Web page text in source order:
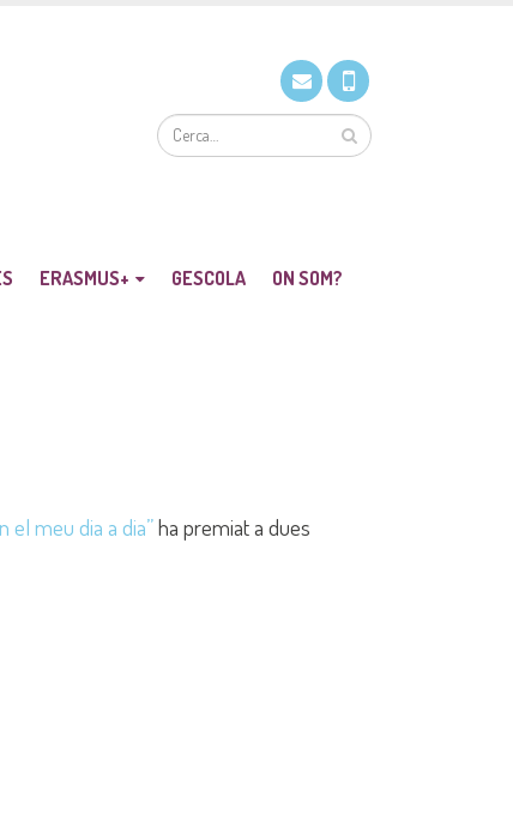
ERASMUS+ GESCOLA ON SOM?
el meu dia a dia”ha premiat a dues